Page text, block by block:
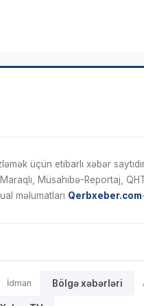
üçün etibarlı xəbər
Müsahibə-Reportaj,
məlumatları Qerbxeber.com
İdman Bölgə xəbərləri